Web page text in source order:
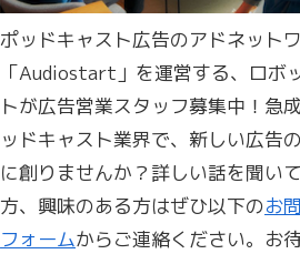
ポッドキャスト広告のアドネット
「Audiostart」を運営する、ロボ
トが広告営業スタッフ募集中！急
ッドキャスト業界で、新しい広告
に創りませんか？詳しい話を聞い
方、興味のある方はぜひ以下のお
フォームからご連絡ください。お